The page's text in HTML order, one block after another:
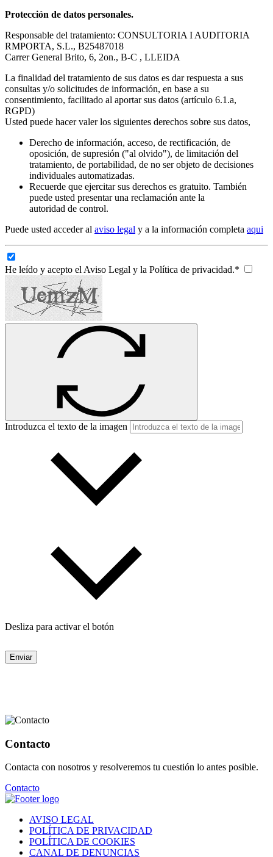
Protección de datos personales.
Responsable del tratamiento: CONSULTORIA I AUDITORIA
RMPORTA, S.L., B25487018
Carrer General Brito, 6, 2on., B-C , LLEIDA
La finalidad del tratamiento de sus datos es dar respuesta a sus
consultas y/o solicitudes de información, en base a su
consentimiento, facilitado al aportar sus datos (artículo 6.1.a,
RGPD)
Usted puede hacer valer los siguientes derechos sobre sus datos,
Derecho de información, acceso, de rectificación, de
oposición, de supresión ("al olvido"), de limitación del
tratamiento, de portabilidad, de no ser objeto de decisiones
individuales automatizadas.
Recuerde que ejercitar sus derechos es gratuito. También
puede usted presentar una reclamación ante la
autoridad de control.
Puede usted acceder al aviso legal y a la información completa aqui
He leído y acepto el Aviso Legal y la Política de privacidad.*
Introduzca el texto de la imagen
Desliza para activar el botón
Enviar
Contacto
Contacta con nosotros y resolveremos tu cuestión lo antes posible.
Contacto
AVISO LEGAL
POLÍTICA DE PRIVACIDAD
POLÍTICA DE COOKIES
CANAL DE DENUNCIAS